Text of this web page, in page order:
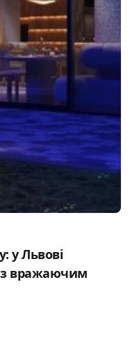
у Львові
з вражаючим